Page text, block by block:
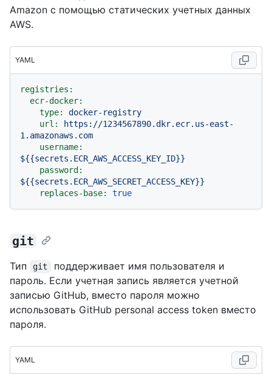
Amazon с помощью статических учетных данных
AWS.
YAML
registries:
ecr-docker:
type:
docker-registry
url:
https://1234567890.dkr.ecr.us-east-
1.amazonaws.com
username:
${{secrets.ECR_AWS_ACCESS_KEY_ID}}
password:
${{secrets.ECR_AWS_SECRET_ACCESS_KEY}}
replaces-base:
true
git
Тип git
поддерживает имя пользователя и
пароль. Если учетная запись является учетной
записью GitHub, вместо пароля можно
использовать GitHub personal access token вместо
пароля.
YAML